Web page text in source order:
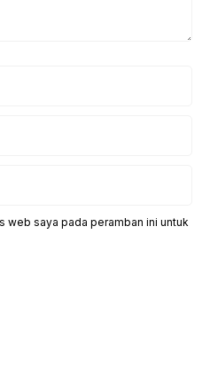
web saya pada peramban ini untuk